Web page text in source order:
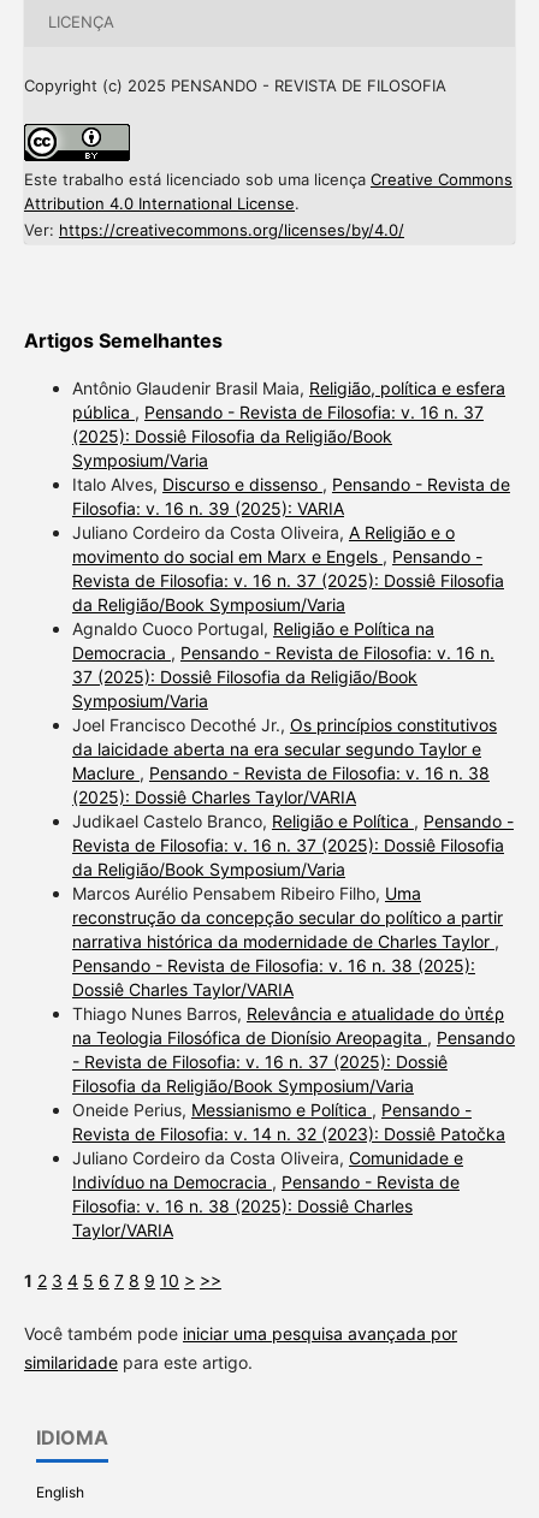
LICENÇA
Copyright (c) 2025 PENSANDO - REVISTA DE FILOSOFIA
Este trabalho está licenciado sob uma licença Creative Commons
Attribution 4.0 International License.
Ver: https://creativecommons.org/licenses/by/4.0/
Artigos Semelhantes
Antônio Glaudenir Brasil Maia, Religião, política e esfera
pública , Pensando - Revista de Filosofia: v. 16 n. 37
(2025): Dossiê Filosofia da Religião/Book
Symposium/Varia
Italo Alves, Discurso e dissenso , Pensando - Revista de
Filosofia: v. 16 n. 39 (2025): VARIA
Juliano Cordeiro da Costa Oliveira, A Religião e o
movimento do social em Marx e Engels , Pensando -
Revista de Filosofia: v. 16 n. 37 (2025): Dossiê Filosofia
da Religião/Book Symposium/Varia
Agnaldo Cuoco Portugal, Religião e Política na
Democracia , Pensando - Revista de Filosofia: v. 16 n.
37 (2025): Dossiê Filosofia da Religião/Book
Symposium/Varia
Joel Francisco Decothé Jr., Os princípios constitutivos
da laicidade aberta na era secular segundo Taylor e
Maclure , Pensando - Revista de Filosofia: v. 16 n. 38
(2025): Dossiê Charles Taylor/VARIA
Judikael Castelo Branco, Religião e Política , Pensando -
Revista de Filosofia: v. 16 n. 37 (2025): Dossiê Filosofia
da Religião/Book Symposium/Varia
Marcos Aurélio Pensabem Ribeiro Filho, Uma
reconstrução da concepção secular do político a partir
narrativa histórica da modernidade de Charles Taylor ,
Pensando - Revista de Filosofia: v. 16 n. 38 (2025):
Dossiê Charles Taylor/VARIA
Thiago Nunes Barros, Relevância e atualidade do ὑπέρ
na Teologia Filosófica de Dionísio Areopagita , Pensando
- Revista de Filosofia: v. 16 n. 37 (2025): Dossiê
Filosofia da Religião/Book Symposium/Varia
Oneide Perius, Messianismo e Política , Pensando -
Revista de Filosofia: v. 14 n. 32 (2023): Dossiê Patočka
Juliano Cordeiro da Costa Oliveira, Comunidade e
Indivíduo na Democracia , Pensando - Revista de
Filosofia: v. 16 n. 38 (2025): Dossiê Charles
Taylor/VARIA
1 2 3 4 5 6 7 8 9 10 > >>
Você também pode iniciar uma pesquisa avançada por
similaridadepara este artigo.
IDIOMA
English